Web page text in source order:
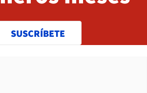
SUSCRÍBETE